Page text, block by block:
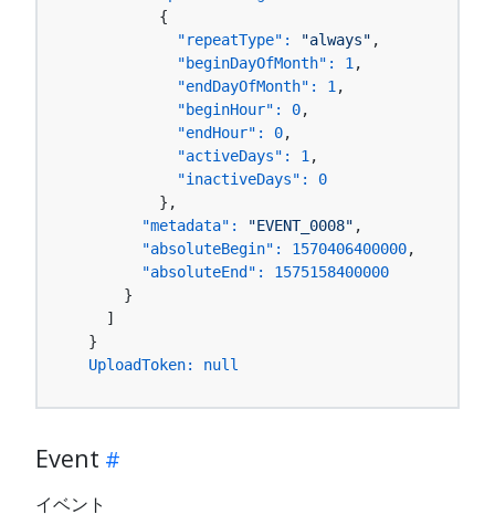
          {
"repeatType":
"always" ,
"beginDayOfMonth":
1 ,
"endDayOfMonth":
1 ,
"beginHour":
0,
"endHour":
0,
"activeDays":
1 ,
"inactiveDays":
0
          },
"metadata":
"EVENT_0008" ,
"absoluteBegin":
1570406400000,
"absoluteEnd":
1575158400000
      }
    ]
  }
UploadToken:
null
Event
イベント